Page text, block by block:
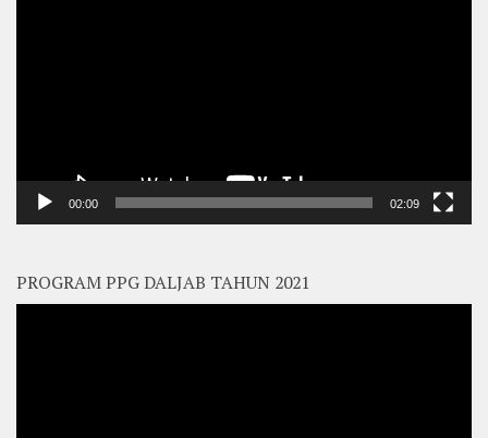
00:00 02:09
PROGRAM PPG DALJAB TAHUN 2021